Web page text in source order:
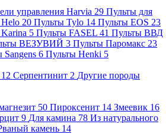
управления Harvia 29 Пульты для
20 Пульты Tylo 14 Пульты EOS 23
5 Пульты FASEL 41 Пульты ВВД
ВЕЗУВИЙ 3 Пульты Паромакс 23
Sangens 6 Пульты Henki 5
12 Серпентинит 2 Другие породы
50 Пироксенит 14 Змеевик 16
9 Для камина 78 Из натурального
камень 14